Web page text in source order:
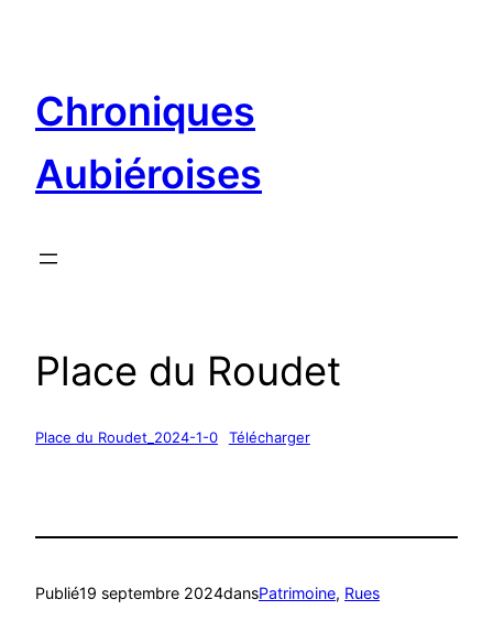
Chroniques
Aubiéroises
Place du Roudet
Place du Roudet_2024-1-0 Télécharger
Publié19 septembre 2024dansPatrimoine, Rues